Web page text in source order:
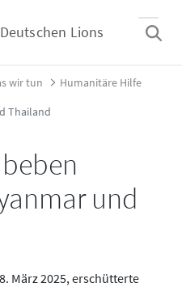
Lions
und
wir tun
Humanitäre Hilfe
Thailand
und
März 2025, erschütterte